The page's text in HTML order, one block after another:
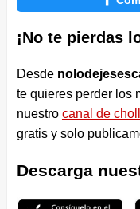
¡No te pierdas
Desde
te quieres perder los
nuestro canal de
gratis y solo
Descarga